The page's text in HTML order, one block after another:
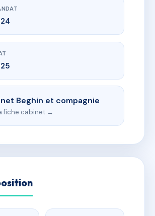
Beghin et compagnie
fiche cabinet →